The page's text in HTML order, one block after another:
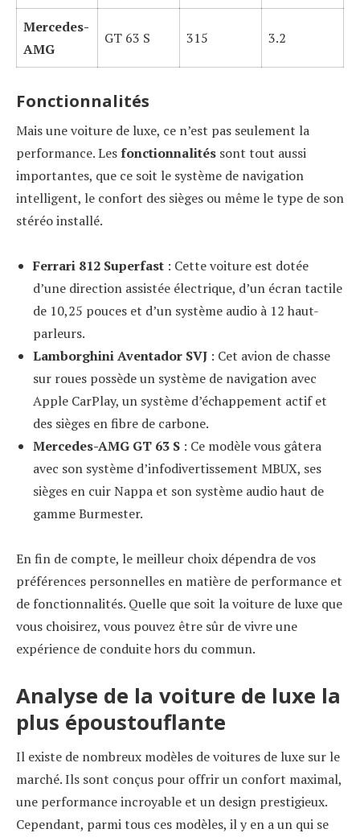
Mercedes-
AMG
GT 63 S 315 3.2
Fonctionnalités
Mais une voiture de luxe, ce n’est pas seulement la
performance. Lesfonctionnalités sont tout aussi
importantes, que ce soit le système de navigation
intelligent, le confort des sièges ou même le type de son
stéréo installé.
Ferrari 812 Superfast: Cette voiture est dotée
d’une direction assistée électrique, d’un écran tactile
de 10,25 pouces et d’un système audio à 12 haut-
parleurs.
Lamborghini Aventador SVJ: Cet avion de chasse
sur roues possède un système de navigation avec
Apple CarPlay, un système d’échappement actif et
des sièges en fibre de carbone.
Mercedes-AMG GT 63 S: Ce modèle vous gâtera
avec son système d’infodivertissement MBUX, ses
sièges en cuir Nappa et son système audio haut de
gamme Burmester.
En fin de compte, le meilleur choix dépendra de vos
préférences personnelles en matière de performance et
de fonctionnalités. Quelle que soit la voiture de luxe que
vous choisirez, vous pouvez être sûr de vivre une
expérience de conduite hors du commun.
Analyse de la voiture de luxe la
plus époustouflante
Il existe de nombreux modèles de voitures de luxe sur le
marché. Ils sont conçus pour offrir un confort maximal,
une performance incroyable et un design prestigieux.
Cependant, parmi tous ces modèles, il y en a un qui se